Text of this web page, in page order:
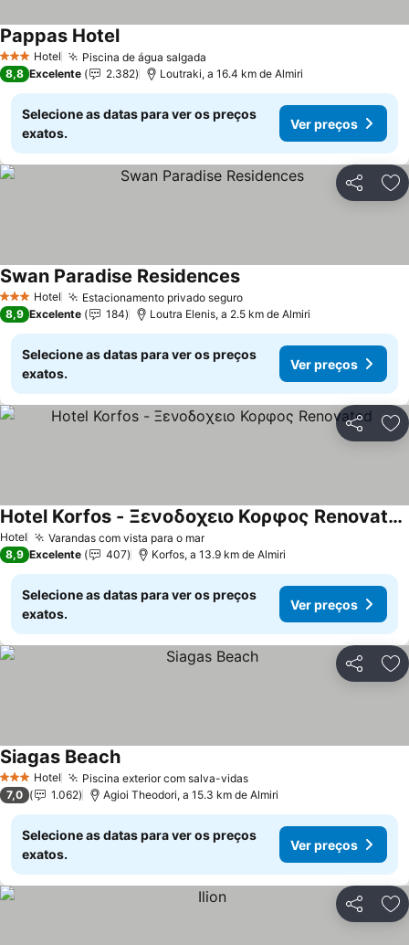
3 EstrelasHotel Piscina de água salgada
Pappas Hotel
8,8 Excelente 2.382 Loutraki, a 16.4 km de Almiri
Selecione as datas para ver os preços
exatos.
Ver preços
Partilhar
3 EstrelasHotel Estacionamento privado seguro
Swan Paradise Residences
8,9 Excelente 184 Loutra Elenis, a 2.5 km de Almiri
Selecione as datas para ver os preços
exatos.
Ver preços
Partilhar
Hotel Varandas com vista para o mar
Hotel Korfos - Ξενοδοχειο Κορφος Renovated
8,9 Excelente 407 Korfos, a 13.9 km de Almiri
Selecione as datas para ver os preços
exatos.
Ver preços
Partilhar
3 EstrelasHotel Piscina exterior com salva-vidas
Siagas Beach
7,0 1.062 Agioi Theodori, a 15.3 km de Almiri
Selecione as datas para ver os preços
exatos.
Ver preços
Partilhar